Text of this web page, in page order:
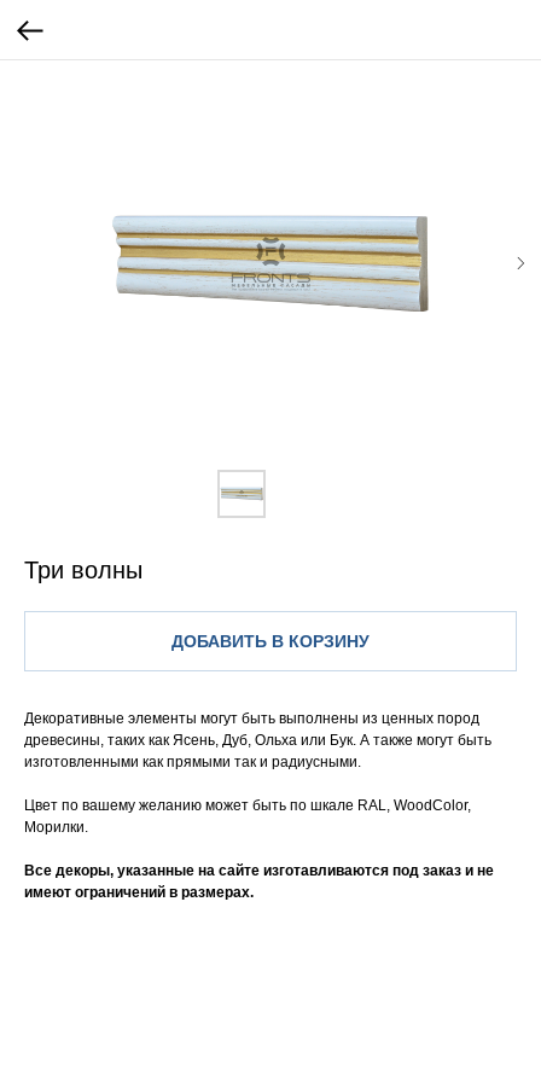
Три волны
ДОБАВИТЬ В КОРЗИНУ
Декоративные элементы могут быть выполнены из ценных пород
древесины, таких как Ясень, Дуб, Ольха или Бук. А также могут быть
изготовленными как прямыми так и радиусными.
Цвет по вашему желанию может быть по шкале RAL, WoodColor,
Морилки.
Все декоры, указанные на сайте изготавливаются под заказ и не
имеют ограничений в размерах.